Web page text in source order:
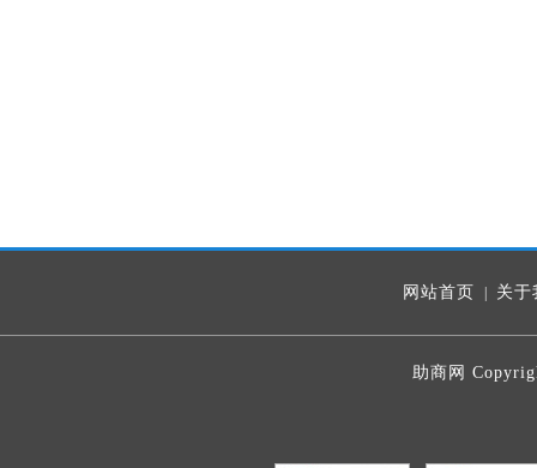
网站首页 关于
助商网